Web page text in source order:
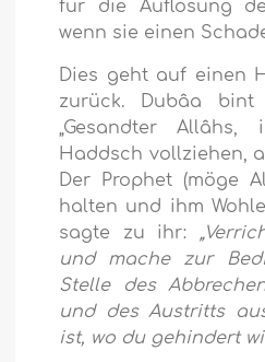
für die Auflösung
wenn sie einen
Dies geht auf einen
zurück. Dubâa bint
„Gesandter
Haddsch vollziehen,
Der Prophet (möge
halten und ihm
sagte zu ihr:
und mache zur
Stelle des
und des Austritts
ist, wo du gehindert